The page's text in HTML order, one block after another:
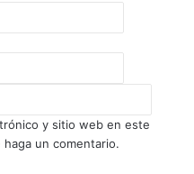
y sitio web en este
haga un comentario.